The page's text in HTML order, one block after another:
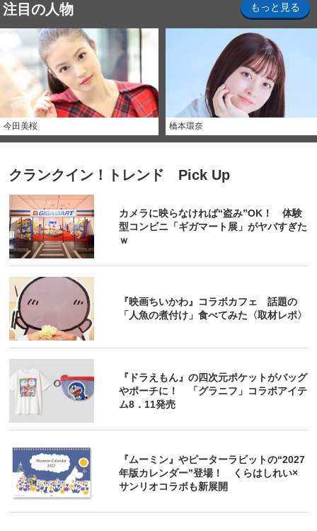
注目の人物 もっと見る
今田美桜 橋本環奈
クランクイン！トレンド Pick Up
カメラに映らなければ“盗み”OK！ 体験
型コンビニ「ギガマート展」がヤバすぎた
ｗ
『映画ちいかわ』コラボカフェ 話題の
「人魚の煮付け」食べてみた〈取材レポ〉
『ドラえもん』の四次元ポケットがバッグ
やポーチに！ 「グラニフ」コラボアイテ
ム8．11発売
『ムーミン』やピーターラビットの“2027
年版カレンダー”登場！ くらはしれい×
サンリオコラボも新展開